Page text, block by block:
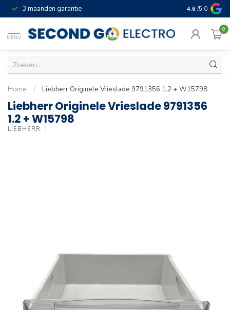
3 maanden garantie Geld terug
4.6 /5.0
MENU
0
Home / Liebherr Originele Vrieslade 9791356 1.2 + W15798
Liebherr Originele Vrieslade 9791356
1.2 + W15798
LIEBHERR